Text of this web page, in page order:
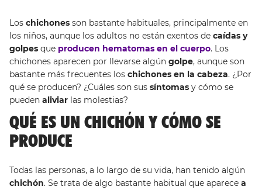
Los chichones son bastante habituales, principalmente en
los niños, aunque los adultos no están exentos de caídas y
golpes que producen hematomas en el cuerpo. Los
chichones aparecen por llevarse algún golpe, aunque son
bastante más frecuentes los chichones en la cabeza. ¿Por
qué se producen? ¿Cuáles son sus síntomas y cómo se
pueden aliviar las molestias?
QUÉ ES UN CHICHÓN Y CÓMO SE
PRODUCE
Todas las personas, a lo largo de su vida, han tenido algún
chichón. Se trata de algo bastante habitual que aparece a